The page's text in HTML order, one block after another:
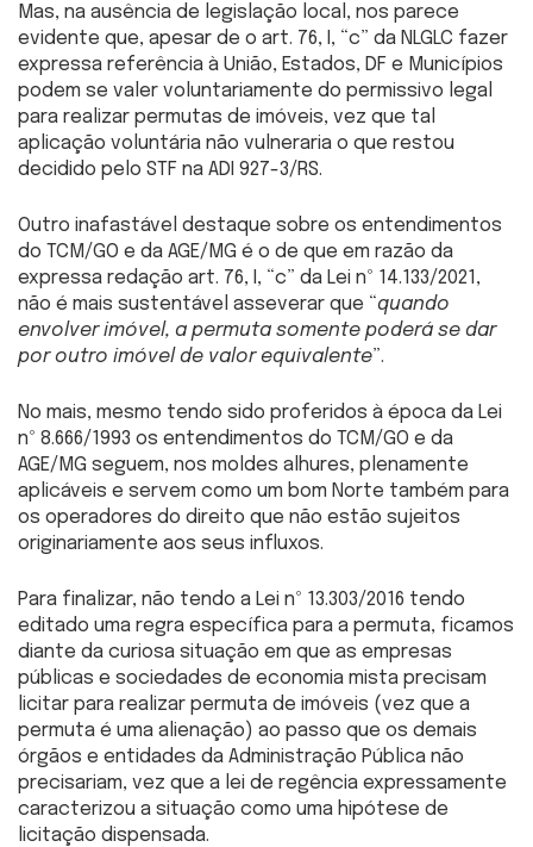
Mas, na ausência de legislação local, nos parece
evidente que, apesar de o art. 76, I, “c” da NLGLC fazer
expressa referência à União, Estados, DF e Municípios
podem se valer voluntariamente do permissivo legal
para realizar permutas de imóveis, vez que tal
aplicação voluntária não vulneraria o que restou
decidido pelo STF na ADI 927-3/RS.
Outro inafastável destaque sobre os entendimentos
do TCM/GO e da AGE/MG é o de que em razão da
expressa redação art. 76, I, “c” da Lei nº 14.133/2021,
não é mais sustentável asseverar que “quando
envolver imóvel, a permuta somente poderá se dar
por outro imóvel de valor equivalente”.
No mais, mesmo tendo sido proferidos à época da Lei
nº 8.666/1993 os entendimentos do TCM/GO e da
AGE/MG seguem, nos moldes alhures, plenamente
aplicáveis e servem como um bom Norte também para
os operadores do direito que não estão sujeitos
originariamente aos seus influxos.
Para finalizar, não tendo a Lei nº 13.303/2016 tendo
editado uma regra específica para a permuta, ficamos
diante da curiosa situação em que as empresas
públicas e sociedades de economia mista precisam
licitar para realizar permuta de imóveis (vez que a
permuta é uma alienação) ao passo que os demais
órgãos e entidades da Administração Pública não
precisariam, vez que a lei de regência expressamente
caracterizou a situação como uma hipótese de
licitação dispensada.